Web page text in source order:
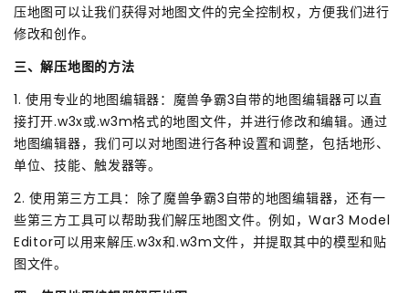
压地图可以让我们获得对地图文件的完全控制权，方便我们进行
修改和创作。
三、解压地图的方法
1. 使用专业的地图编辑器：魔兽争霸3自带的地图编辑器可以直
接打开.w3x或.w3m格式的地图文件，并进行修改和编辑。通过
地图编辑器，我们可以对地图进行各种设置和调整，包括地形、
单位、技能、触发器等。
2. 使用第三方工具：除了魔兽争霸3自带的地图编辑器，还有一
些第三方工具可以帮助我们解压地图文件。例如，War3 Model
Editor可以用来解压.w3x和.w3m文件，并提取其中的模型和贴
图文件。